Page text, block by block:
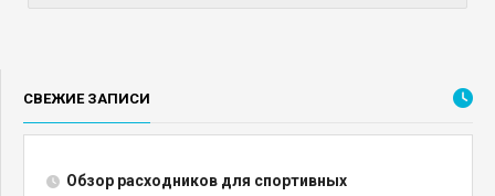
СВЕЖИЕ ЗАПИСИ
Обзор расходников для спортивных